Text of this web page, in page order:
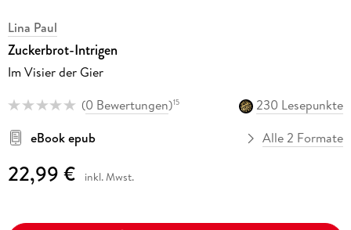
Lina Paul
Zuckerbrot-Intrigen
Im Visier der Gier
(0 Bewertungen)15
230 Lesepunkte
eBook epub
Alle 2 Formate
22,99 € inkl. Mwst.